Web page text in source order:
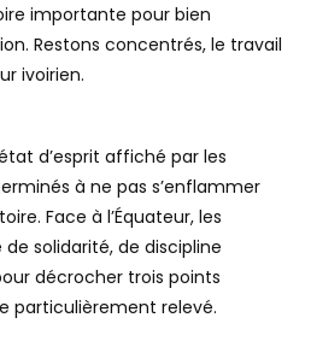
importante pour bien
Restons concentrés, le travail
ivoirien.
d’esprit affiché par les
à ne pas s’enflammer
Face à l’Équateur, les
solidarité, de discipline
décrocher trois points
particulièrement relevé.